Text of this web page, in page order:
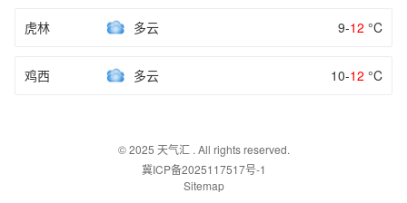
虎林 多云 9-12 °C
鸡西 多云 10-12 °C
© 2025 天气汇. All rights reserved.
冀ICP备2025117517号-1
Sitemap